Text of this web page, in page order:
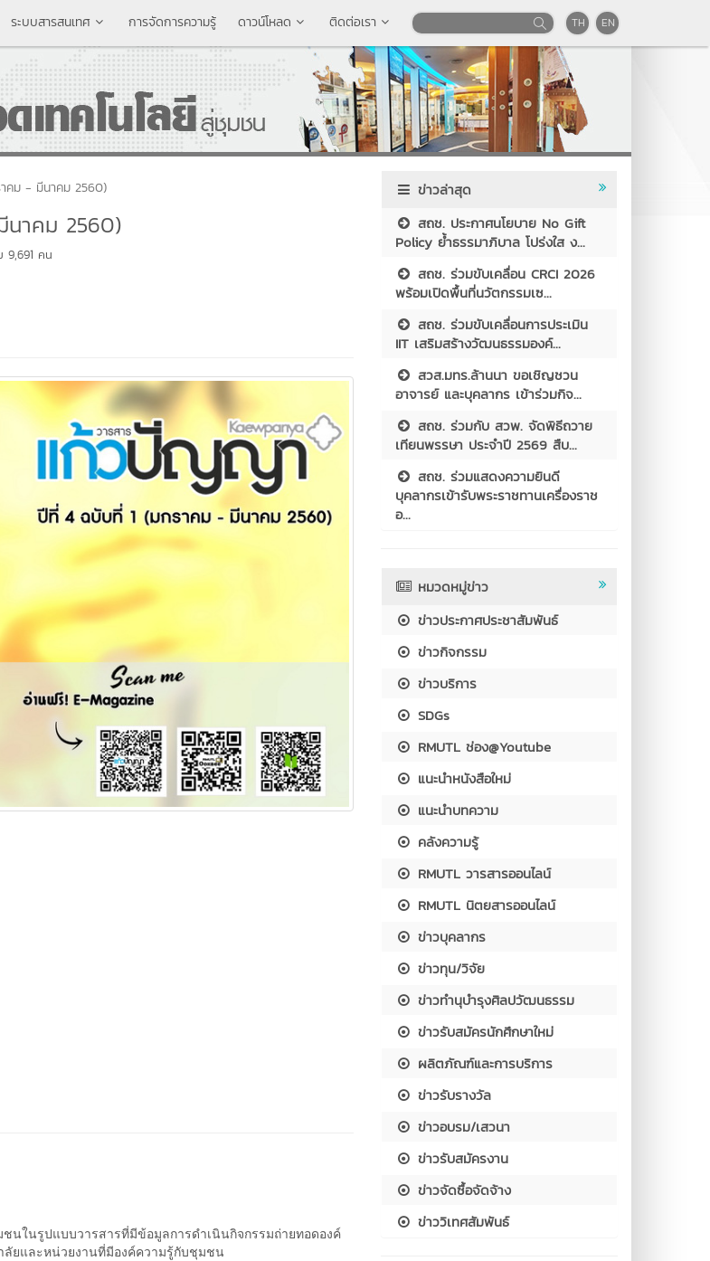
ระบบสารสนเทศ การจัดการความรู้ ดาวน์โหลด ติดต่อเรา TH EN
คม - มีนาคม 2560)
าคม 2560)
9,691 คน
นในรูปแบบวารสารที่มีข้อมูลการดำเนินกิจกรรมถ่ายทอดองค์
ยและหน่วยงานที่มีองค์ความรู้กับชุมชน
ข่าวล่าสุด
สถช. ประกาศนโยบาย No Gift
Policy ย้ำธรรมาภิบาล โปร่งใส ง...
สถช. ร่วมขับเคลื่อน CRCI 2026
พร้อมเปิดพื้นที่นวัตกรรมเซ...
สถช. ร่วมขับเคลื่อนการประเมิน
IIT เสริมสร้างวัฒนธรรมองค์...
สวส.มทร.ล้านนา ขอเชิญชวน
อาจารย์ และบุคลากร เข้าร่วมกิจ...
สถช. ร่วมกับ สวพ. จัดพิธีถวาย
เทียนพรรษา ประจำปี 2569 สืบ...
สถช. ร่วมแสดงความยินดี
บุคลากรเข้ารับพระราชทานเครื่องราช
อ...
หมวดหมู่ข่าว
ข่าวประกาศประชาสัมพันธ์
ข่าวกิจกรรม
ข่าวบริการ
SDGs
RMUTL ช่อง@Youtube
แนะนำหนังสือใหม่
แนะนำบทความ
คลังความรู้
RMUTL วารสารออนไลน์
RMUTL นิตยสารออนไลน์
ข่าวบุคลากร
ข่าวทุน/วิจัย
ข่าวทำนุบำรุงศิลปวัฒนธรรม
ข่าวรับสมัครนักศึกษาใหม่
ผลิตภัณฑ์และการบริการ
ข่าวรับรางวัล
ข่าวอบรม/เสวนา
ข่าวรับสมัครงาน
ข่าวจัดซื้อจัดจ้าง
ข่าววิเทศสัมพันธ์